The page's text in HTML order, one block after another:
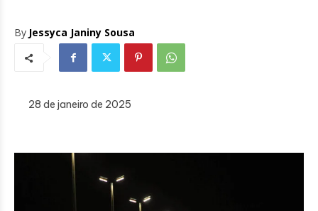
By Jessyca Janiny Sousa
28 de janeiro de 2025